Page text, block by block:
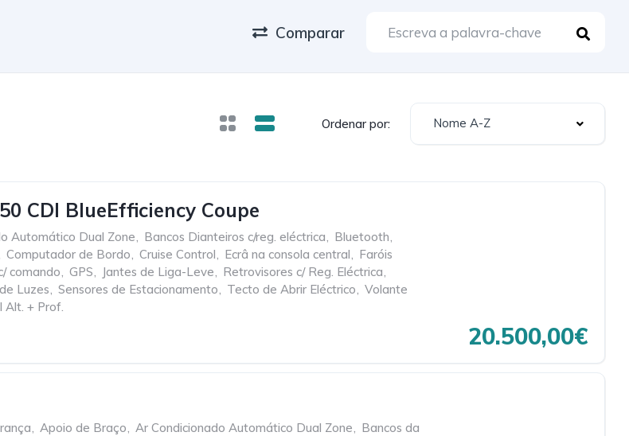
Comparar
Ordenar por: Nome A-Z
CDI BlueEfficiency Coupe
Automático Dual Zone, Bancos Dianteiros c/reg. eléctrica, Bluetooth,
Computador de Bordo, Cruise Control, Ecrâ na consola central, Faróis
comando, GPS, Jantes de Liga-Leve, Retrovisores c/ Reg. Eléctrica,
Luzes, Sensores de Estacionamento, Tecto de Abrir Eléctrico, Volante
Alt. + Prof.
20.500,00€
, Apoio de Braço, Ar Condicionado Automático Dual Zone, Bancos da